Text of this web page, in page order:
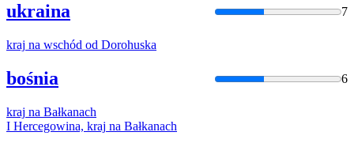
ukraina 7
kraj na wschód od Dorohuska
bośnia 6
kraj na Bałkanach
I Hercegowina, kraj na Bałkanach